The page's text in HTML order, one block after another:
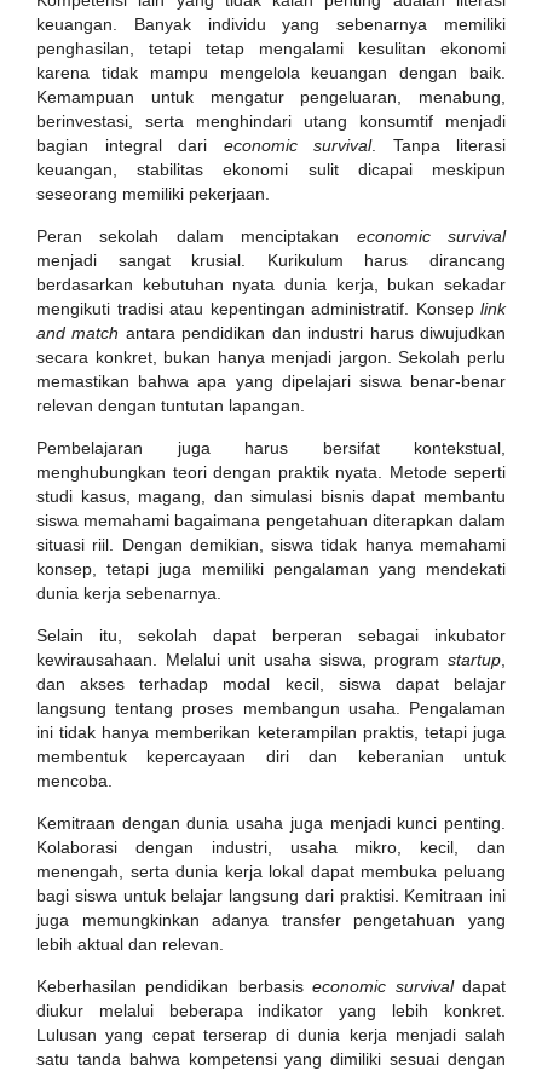
keuangan. Banyak individu yang sebenarnya memiliki
penghasilan, tetapi tetap mengalami kesulitan ekonomi
karena tidak mampu mengelola keuangan dengan baik.
Kemampuan untuk mengatur pengeluaran, menabung,
berinvestasi, serta menghindari utang konsumtif menjadi
bagian integral dari economic survival. Tanpa literasi
keuangan, stabilitas ekonomi sulit dicapai meskipun
seseorang memiliki pekerjaan.
Peran sekolah dalam menciptakan economic survival
menjadi sangat krusial. Kurikulum harus dirancang
berdasarkan kebutuhan nyata dunia kerja, bukan sekadar
mengikuti tradisi atau kepentingan administratif. Konsep link
and match antara pendidikan dan industri harus diwujudkan
secara konkret, bukan hanya menjadi jargon. Sekolah perlu
memastikan bahwa apa yang dipelajari siswa benar-benar
relevan dengan tuntutan lapangan.
Pembelajaran juga harus bersifat kontekstual,
menghubungkan teori dengan praktik nyata. Metode seperti
studi kasus, magang, dan simulasi bisnis dapat membantu
siswa memahami bagaimana pengetahuan diterapkan dalam
situasi riil. Dengan demikian, siswa tidak hanya memahami
konsep, tetapi juga memiliki pengalaman yang mendekati
dunia kerja sebenarnya.
Selain itu, sekolah dapat berperan sebagai inkubator
kewirausahaan. Melalui unit usaha siswa, program startup
dan akses terhadap modal kecil, siswa dapat belajar
langsung tentang proses membangun usaha. Pengalaman
ini tidak hanya memberikan keterampilan praktis, tetapi juga
membentuk kepercayaan diri dan keberanian untuk
mencoba.
Kemitraan dengan dunia usaha juga menjadi kunci penting.
Kolaborasi dengan industri, usaha mikro, kecil, dan
menengah, serta dunia kerja lokal dapat membuka peluang
bagi siswa untuk belajar langsung dari praktisi. Kemitraan ini
juga memungkinkan adanya transfer pengetahuan yang
lebih aktual dan relevan.
Keberhasilan pendidikan berbasiseconomic survivaldapat
diukur melalui beberapa indikator yang lebih konkret.
Lulusan yang cepat terserap di dunia kerja menjadi salah
satu tanda bahwa kompetensi yang dimiliki sesuai dengan